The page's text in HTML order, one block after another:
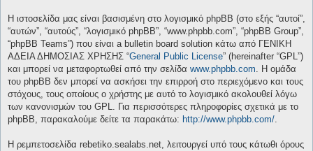
Η ιστοσελίδα μας είναι βασισμένη στο λογισμικό phpBB (στο εξής “αυτοί”,
“αυτών”, “αυτούς”, “λογισμικό phpBB”, “www.phpbb.com”, “phpBB Group”,
“phpBB Teams”) που είναι a bulletin board solution κάτω από ΓΕΝΙΚΗ
ΑΔΕΙΑ ΔΗΜΟΣΙΑΣ ΧΡΗΣΗΣ “General Public License” (hereinafter “GPL”)
και μπορεί να μεταφορτωθεί από την σελίδα www.phpbb.com. Η ομάδα
του phpBB δεν μπορεί να ασκήσει την επιρροή στο περιεχόμενο και τους
στόχους, τους οποίους ο χρήστης με αυτό το λογισμικό ακολουθεί λόγω
των κανονισμών του GPL. Για περισσότερες πληροφορίες σχετικά με το
phpBB, παρακαλούμε δείτε τα παρακάτω: http://www.phpbb.com/.
Η ρεμπετοσελίδα rebetiko.sealabs.net, λειτουργεί υπό τους κάτωθι όρους